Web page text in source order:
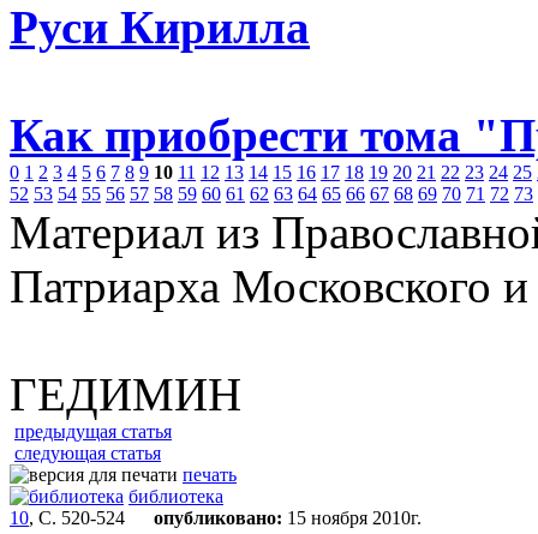
Руси Кирилла
Как приобрести тома
0 1 2 3 4 5 6 7 8 9 10 11 12 13 14 15 16 17 18 19 20 21 22 23 24 25
52 53 54 55 56 57 58 59 60 61 62 63 64 65 66 67 68 69 70 71 72 73
Материал из
Патриарха Московского
ГЕДИМИН
предыдущая статья
следующая статья
печать
библиотека
10, С. 520-524 опубликовано: 15 ноября 2010г.